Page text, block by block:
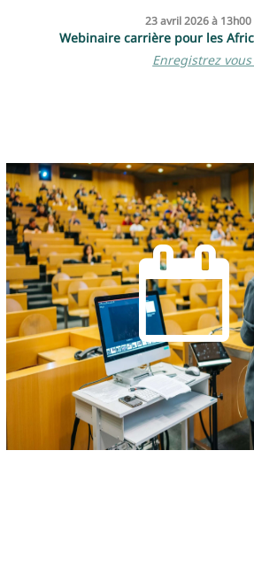
23 avril 2026 à 13h00
Webinaire carrière pour les
Enregistrez